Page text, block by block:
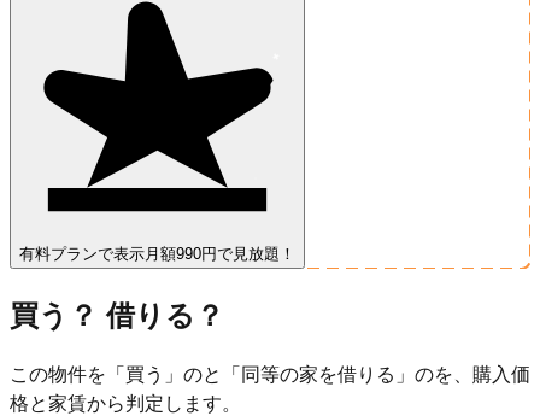
有料プランで表示 月額990円で見放題！
買う？ 借りる？
この物件を「買う」のと「同等の家を借りる」のを、購入価
格と家賃から判定します。